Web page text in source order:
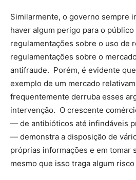
Similarmente, o governo sempre
haver algum perigo para o
regulamentações sobre o uso de
regulamentações sobre o
antifraude. Porém, é evidente
exemplo de um mercado
frequentemente derruba esses
intervenção. O crescente
— de antibióticos até infindáveis
— demonstra a disposição de
próprias informações e em tomar
mesmo que isso traga algum